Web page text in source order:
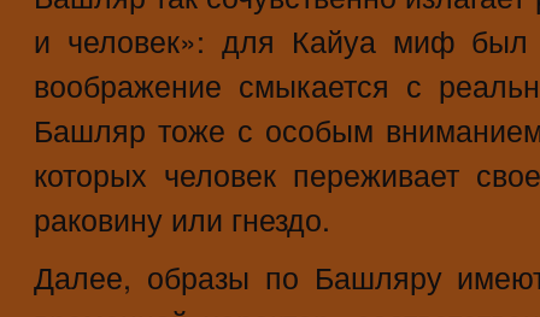
и человек»: для Кайуа миф был
воображение смыкается с
Башляр тоже с особым
которых человек переживает
раковину или гнездо.
Далее, образы по Башляру